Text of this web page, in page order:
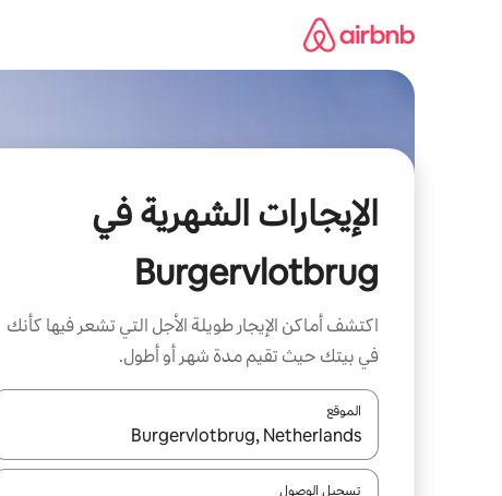
الإيجارات الشهرية في
Burgervlotbrug
اكتشف أماكن الإيجار طويلة الأجل التي تشعر فيها كأنك
في بيتك حيث تقيم مدة شهر أو أطول.
الموقع
عند توفر النتائج، انتقل باستخدام السهمين لأعلى
تسجيل الوصول